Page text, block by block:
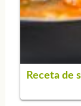
Receta de